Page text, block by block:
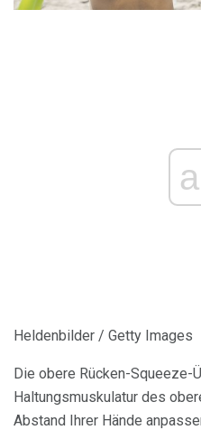
Heldenbilder / Getty Images
Die obere Rücken-Squeeze-
Haltungsmuskulatur des
Abstand Ihrer Hände